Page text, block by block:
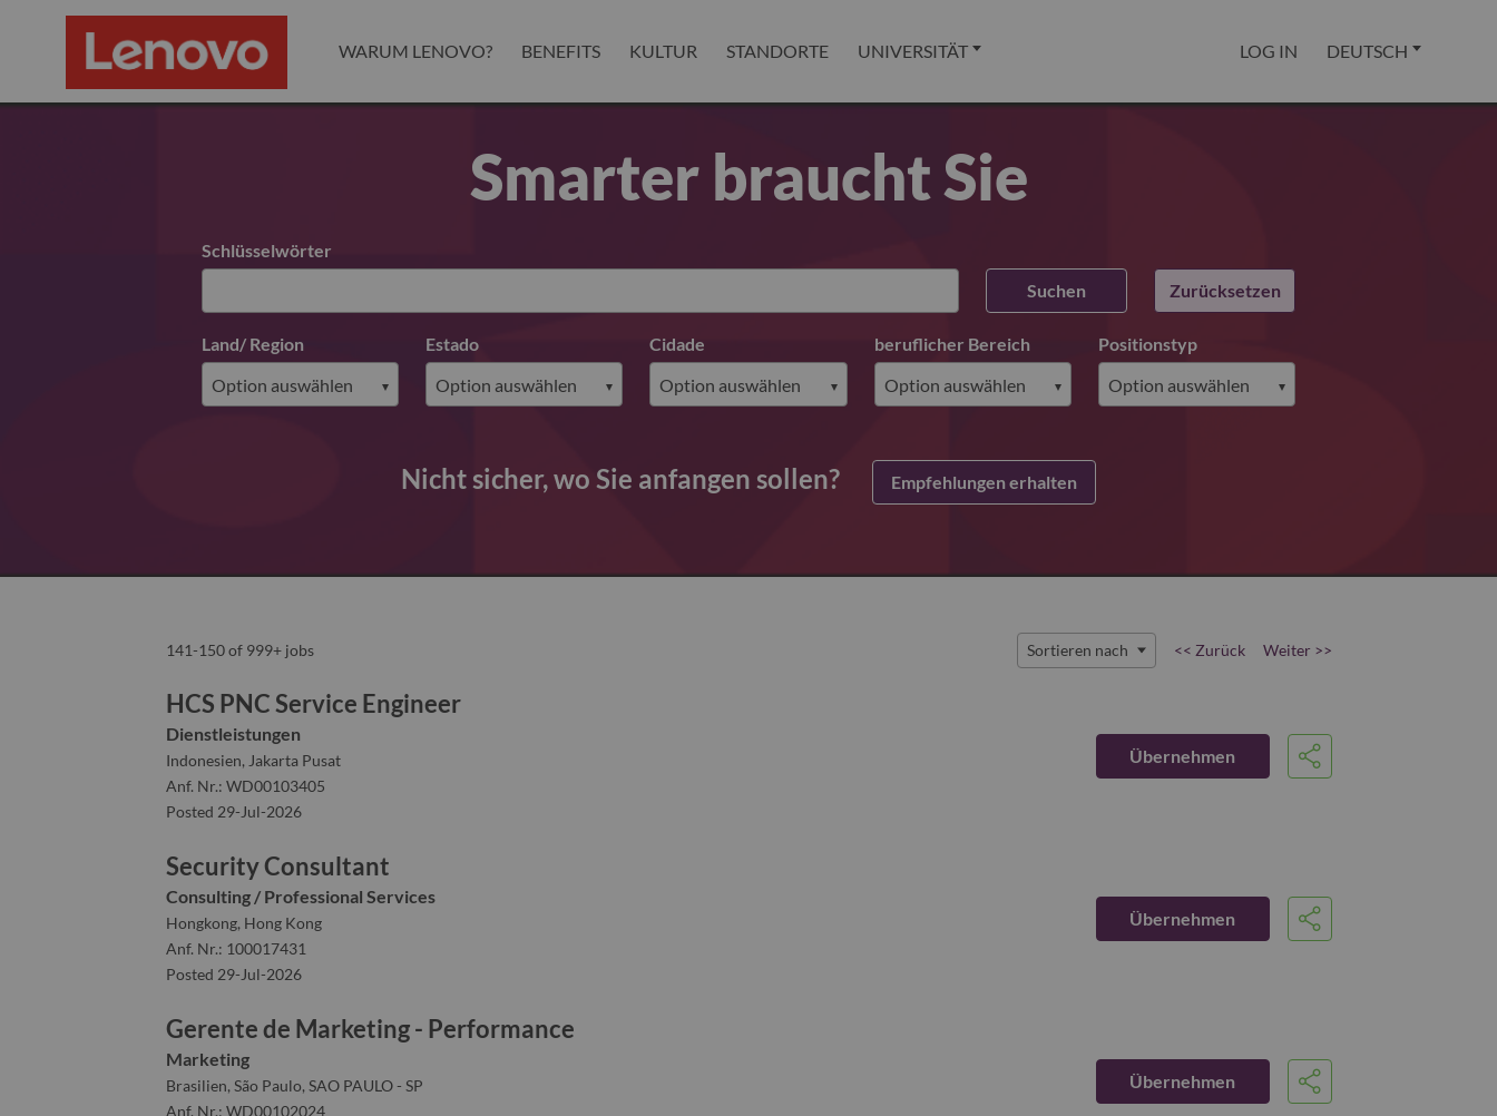
WARUM LENOVO? BENEFITS KULTUR STANDORTE UNIVERSITÄT LOG IN DEUTSCH
Smarter braucht Sie
Search for open positions
Schlüsselwörter
Suchen
Zurücksetzen
Land/ Region Estado Cidade beruflicher Bereich Positionstyp
Nicht sicher, wo Sie anfangen sollen? Empfehlungen erhalten
141-150 of 999+ jobs Sortieren nach << Zurück Weiter >>
HCS PNC Service Engineer
Dienstleistungen
Indonesien, Jakarta Pusat
Anf. Nr.: WD00103405
Posted 29-Jul-2026
Übernehmen Share
Security Consultant
Consulting / Professional Services
Hongkong, Hong Kong
Anf. Nr.: 100017431
Posted 29-Jul-2026
Übernehmen Share
Gerente de Marketing - Performance
Marketing
Brasilien, São Paulo, SAO PAULO - SP
Anf. Nr.: WD00102024
Übernehmen Share